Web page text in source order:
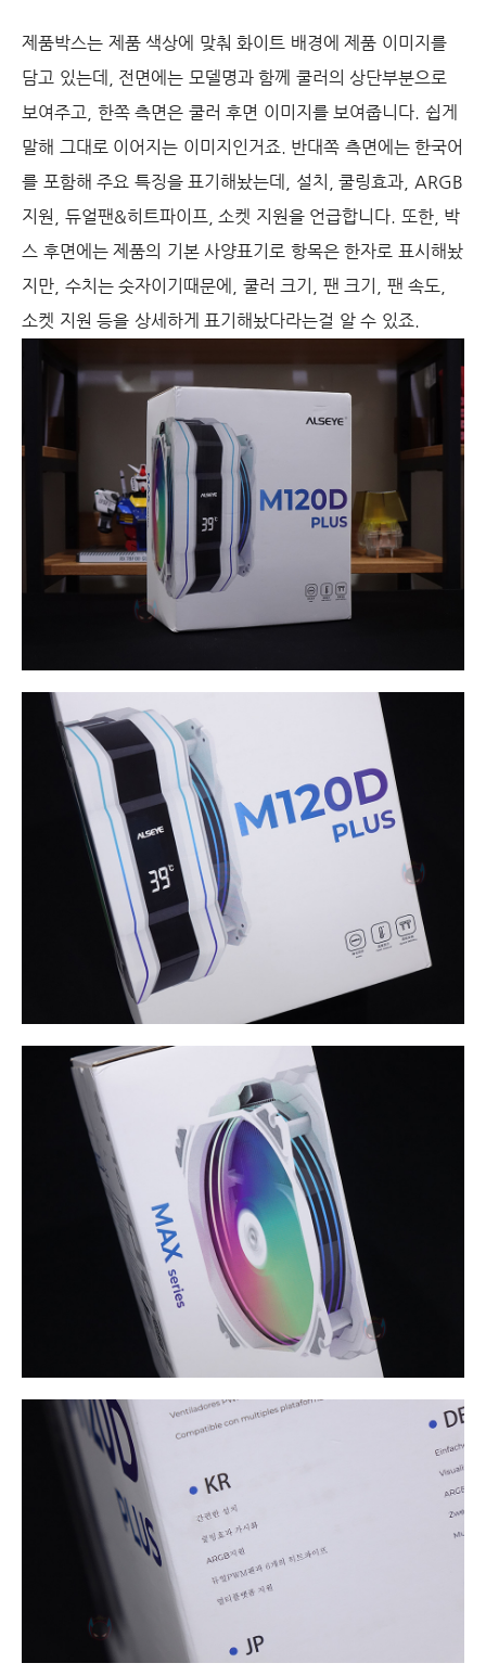
제품박스는 제품 색상에 맞춰 화이트 배경에 제품 이미지를
담고 있는데, 전면에는 모델명과 함께 쿨러의 상단부분으로
보여주고, 한쪽 측면은 쿨러 후면 이미지를 보여줍니다. 쉽게
말해 그대로 이어지는 이미지인거죠. 반대쪽 측면에는 한국어
를 포함해 주요 특징을 표기해놨는데, 설치, 쿨링효과, ARGB
지원, 듀얼팬&히트파이프, 소켓 지원을 언급합니다. 또한, 박
스 후면에는 제품의 기본 사양표기로 항목은 한자로 표시해놨
지만, 수치는 숫자이기때문에, 쿨러 크기, 팬 크기, 팬 속도,
소켓 지원 등을 상세하게 표기해놨다라는걸 알 수 있죠.